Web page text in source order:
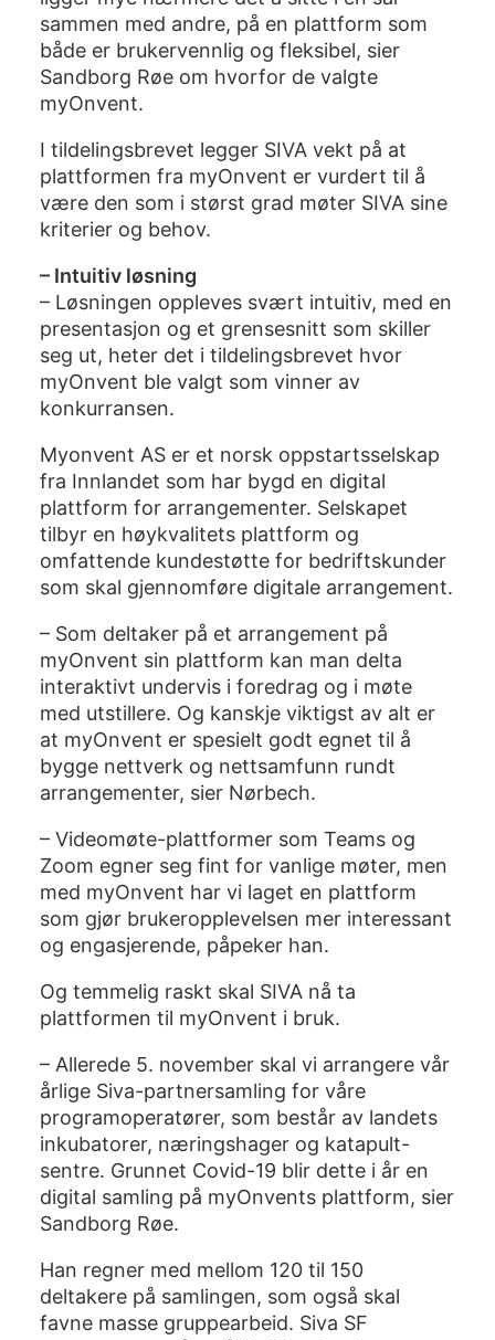
sammen med andre, på en plattform som
både er brukervennlig og fleksibel, sier
Sandborg Røe om hvorfor de valgte
myOnvent.
I tildelingsbrevet legger SIVA vekt på at
plattformen fra myOnvent er vurdert til å
være den som i størst grad møter SIVA sine
kriterier og behov.
– Intuitiv løsning
– Løsningen oppleves svært intuitiv, med en
presentasjon og et grensesnitt som skiller
seg ut, heter det i tildelingsbrevet hvor
myOnvent ble valgt som vinner av
konkurransen.
Myonvent AS er et norsk oppstartsselskap
fra Innlandet som har bygd en digital
plattform for arrangementer. Selskapet
tilbyr en høykvalitets plattform og
omfattende kundestøtte for bedriftskunder
som skal gjennomføre digitale arrangement.
– Som deltaker på et arrangement på
myOnvent sin plattform kan man delta
interaktivt undervis i foredrag og i møte
med utstillere. Og kanskje viktigst av alt er
at myOnvent er spesielt godt egnet til å
bygge nettverk og nettsamfunn rundt
arrangementer, sier Nørbech.
– Videomøte-plattformer som Teams og
Zoom egner seg fint for vanlige møter, men
med myOnvent har vi laget en plattform
som gjør brukeropplevelsen mer interessant
og engasjerende, påpeker han.
Og temmelig raskt skal SIVA nå ta
plattformen til myOnvent i bruk.
– Allerede 5. november skal vi arrangere vår
årlige Siva-partnersamling for våre
programoperatører, som består av landets
inkubatorer, næringshager og katapult-
sentre. Grunnet Covid-19 blir dette i år en
digital samling på myOnvents plattform, sier
Sandborg Røe.
Han regner med mellom 120 til 150
deltakere på samlingen, som også skal
favne masse gruppearbeid. Siva SF